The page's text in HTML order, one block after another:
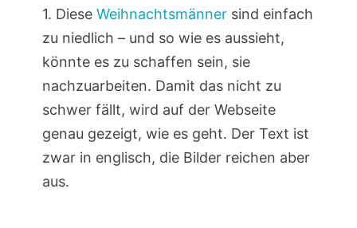
1. Diese Weihnachtsmännersind einfach
zu niedlich – und so wie es aussieht,
könnte es zu schaffen sein, sie
nachzuarbeiten. Damit das nicht zu
schwer fällt, wird auf der Webseite
genau gezeigt, wie es geht. Der Text ist
zwar in englisch, die Bilder reichen aber
aus.